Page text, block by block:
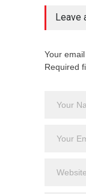
Leave
Your
Required